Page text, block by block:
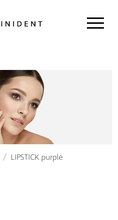
LIPSTICK purple